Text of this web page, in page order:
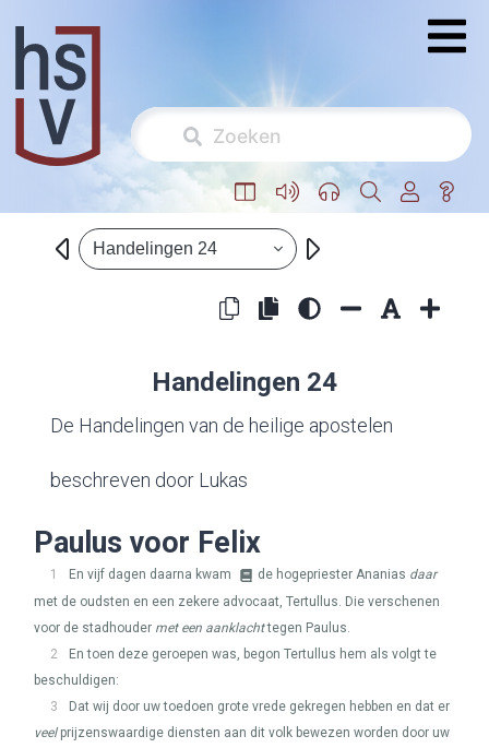
Handelingen 24
Handelingen 24
De Handelingen van de heilige apostelen
beschreven door Lukas
Paulus voor Felix
1 En vijf dagen daarna kwam de hogepriester Ananias daar
met de oudsten en een zekere advocaat, Tertullus. Die verschenen
voor de stadhouder met een aanklachttegen Paulus.
2
En toen deze geroepen was, begon Tertullus hem als volgt te
beschuldigen:
3
Dat wij door uw toedoen grote vrede gekregen hebben en dat er
veelprijzenswaardige diensten aan dit volk bewezen worden door uw